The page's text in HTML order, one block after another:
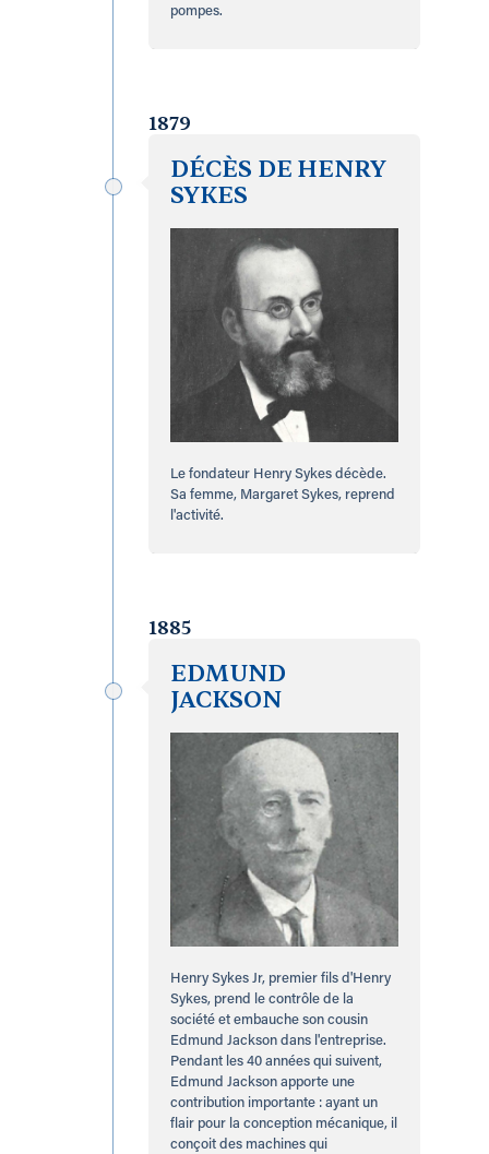
pompes.
1879
DÉCÈS DE HENRY
SYKES
Le fondateur Henry Sykes décède.
Sa femme, Margaret Sykes, reprend
l'activité.
1885
EDMUND
JACKSON
Henry Sykes Jr, premier fils d'Henry
Sykes, prend le contrôle de la
société et embauche son cousin
Edmund Jackson dans l'entreprise.
Pendant les 40 années qui suivent,
Edmund Jackson apporte une
contribution importante : ayant un
flair pour la conception mécanique, il
conçoit des machines qui